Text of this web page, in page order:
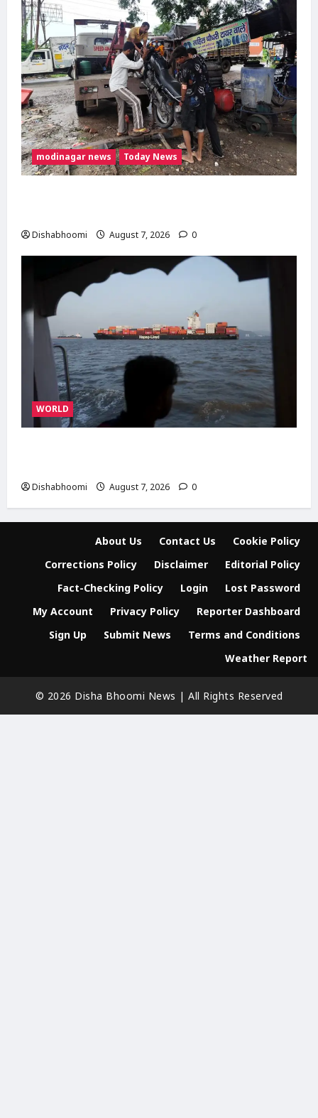
modinagar news Today News
Dishabhoomi August 7, 2026 0
WORLD
Dishabhoomi August 7, 2026 0
About Us Contact Us
Cookie Policy
Corrections Policy
Disclaimer
Editorial Policy
Fact-Checking Policy
Login
Lost Password
My Account
Privacy Policy
Reporter Dashboard
Sign Up
Submit News
Terms and Conditions
Weather Report